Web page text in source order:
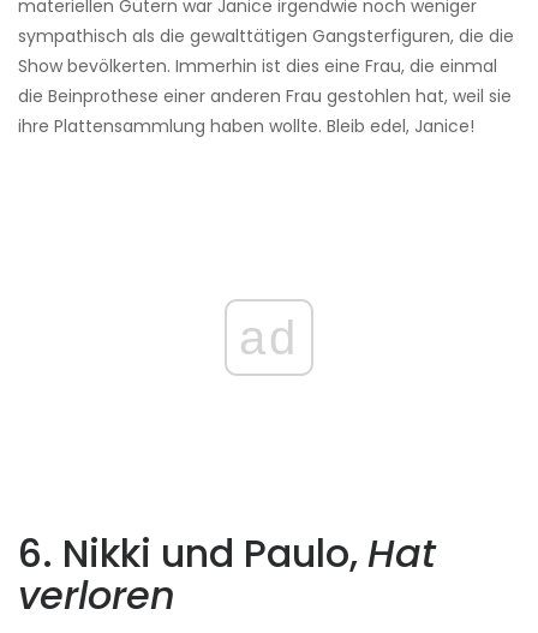
materiellen Gütern war Janice irgendwie noch weniger
sympathisch als die gewalttätigen Gangsterfiguren, die die
Show bevölkerten. Immerhin ist dies eine Frau, die einmal
die Beinprothese einer anderen Frau gestohlen hat, weil sie
ihre Plattensammlung haben wollte. Bleib edel, Janice!
ad
6. Nikki und Paulo,Hat
verloren